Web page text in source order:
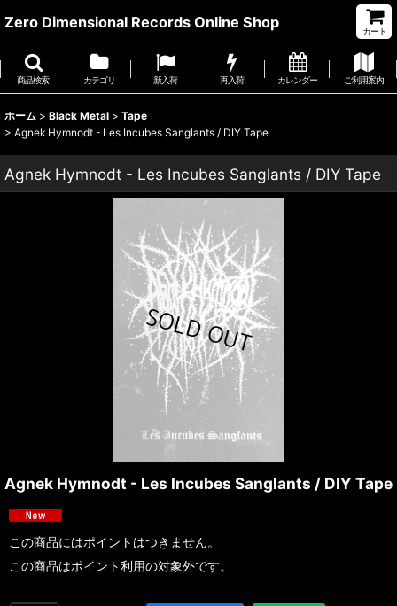
Zero Dimensional Records Online Shop
カート
商品検索 カテゴリ 新入荷 再入荷 カレンダー ご利用案内
ホーム > Black Metal > Tape
> Agnek Hymnodt - Les Incubes Sanglants / DIY Tape
Agnek Hymnodt - Les Incubes Sanglants / DIY Tape
Agnek Hymnodt - Les Incubes Sanglants / DIY Tape
この商品にはポイントはつきません。
この商品はポイント利用の対象外です。